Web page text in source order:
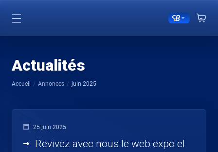
Actualités
Accueil Annonces juin 2025
25 juin 2025
Revivez avec nous le web expo el